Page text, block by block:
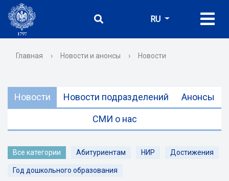
RU
Главная › Новости и анонсы › Новости
Новости Новости подразделений Анонсы
СМИ о нас
Все категории Абитуриентам НИР Достижения
Год дошкольного образования